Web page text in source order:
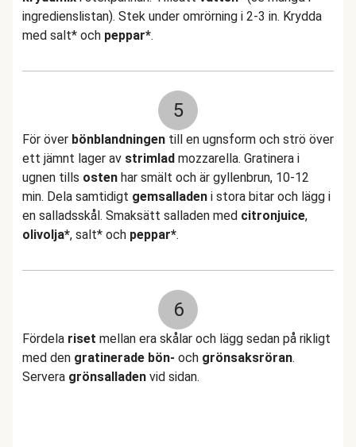
ingredienslistan). Stek under omrörning i 2-3 in. Krydda
med salt* och peppar*.
5
För över bönblandningen till en ugnsform och strö över
ett jämnt lager av strimlad mozzarella. Gratinera i
ugnen tills osten har smält och är gyllenbrun, 10-12
min. Dela samtidigt gemsalladen i stora bitar och lägg i
en salladsskål. Smaksätt salladen med citronjuice,
olivolja*, salt* och peppar*.
6
Fördela riset mellan era skålar och lägg sedan på rikligt
med den gratinerade bön- och grönsaksröran.
Servera grönsalladen vid sidan.